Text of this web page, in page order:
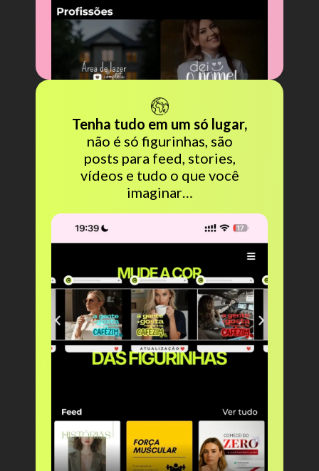
Tenha tudo em um só lugar,
não é só figurinhas, são
posts para feed, stories,
vídeos e tudo o que você
imaginar…